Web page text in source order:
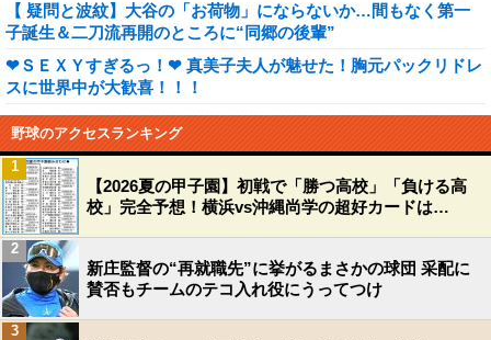
【 疑問と波紋】大谷の「お荷物」にならないか…間もなく第一
子誕生＆二刀流再開のところに“同郷の後輩”
❤ＳＥＸＹすぎるっ！❤ 真美子夫人が魅せた！胸元パックリドレ
スに世界中が大歓喜！！！
野球のアクセスランキング
【2026夏の甲子園】初戦で「勝つ高校」「負ける高
校」完全予想！横浜vs沖縄尚学の超好カードは…
1
新庄監督の“再就職先”に挙がるまさかの球団 采配に
賛否もチームのテコ入れ役にうってつけ
2
3